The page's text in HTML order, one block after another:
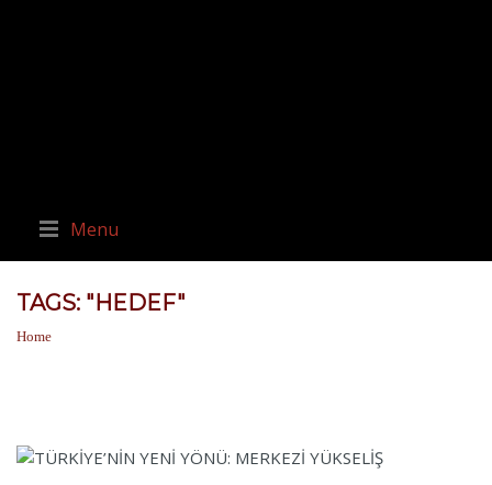
Menu
TAGS: "HEDEF"
Home